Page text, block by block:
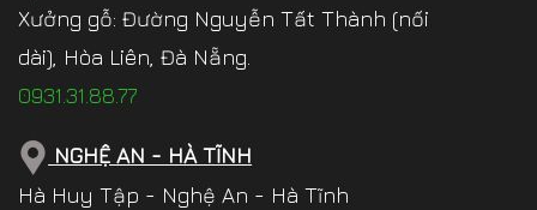
Xưởng gỗ: Đường Nguyễn Tất Thành (nối
dài), Hòa Liên, Đà Nẵng.
0931.31.88.77
NGHỆ AN - HÀ TĨNH
Hà Huy Tập - Nghệ An - Hà Tĩnh